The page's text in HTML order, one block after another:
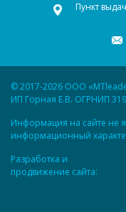
Пункт
© 2017-2026 ООО
ИП Горная Е.В. ОГРНИП
Информация на сайте не
информационный
Разработка и
продвижение сайта: